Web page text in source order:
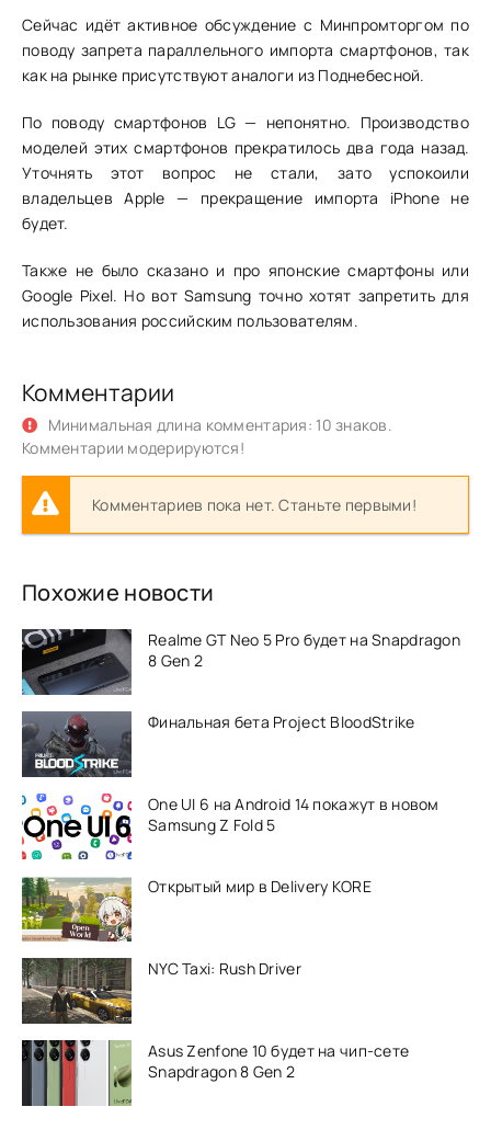
Сейчас идёт активное обсуждение с Минпромторгом по
поводу запрета параллельного импорта смартфонов, так
как на рынке присутствуют аналоги из Поднебесной.
По поводу смартфонов LG — непонятно. Производство
моделей этих смартфонов прекратилось два года назад.
Уточнять этот вопрос не стали, зато успокоили
владельцев Apple — прекращение импорта iPhone не
будет.
Также не было сказано и про японские смартфоны или
Google Pixel. Но вот Samsung точно хотят запретить для
использования российским пользователям.
Комментарии
Минимальная длина комментария: 10 знаков.
Комментарии модерируются!
Комментариев пока нет. Станьте первыми!
Похожие новости
Realme GT Neo 5 Pro будет на Snapdragon
8 Gen 2
Финальная бета Project BloodStrike
One UI 6 на Android 14 покажут в новом
Samsung Z Fold 5
Открытый мир в Delivery KORE
NYC Taxi: Rush Driver
Asus Zenfone 10 будет на чип-сете
Snapdragon 8 Gen 2